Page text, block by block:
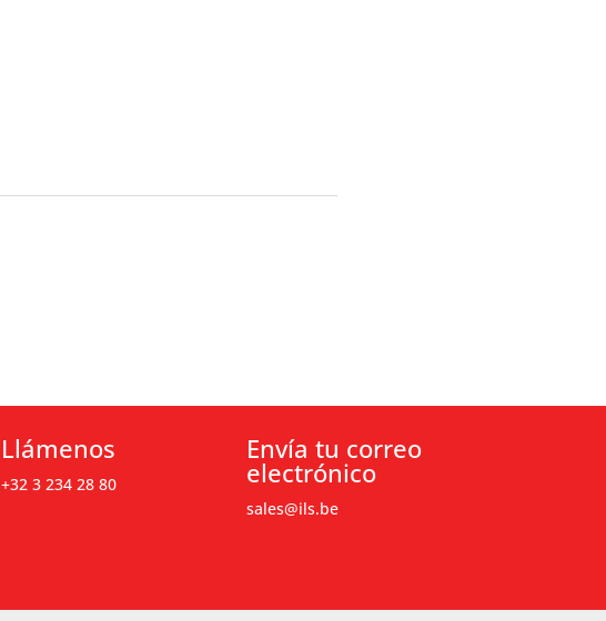
Llámenos
+32 3 234 28 80
Envía tu correo
electrónico
sales@ils.be